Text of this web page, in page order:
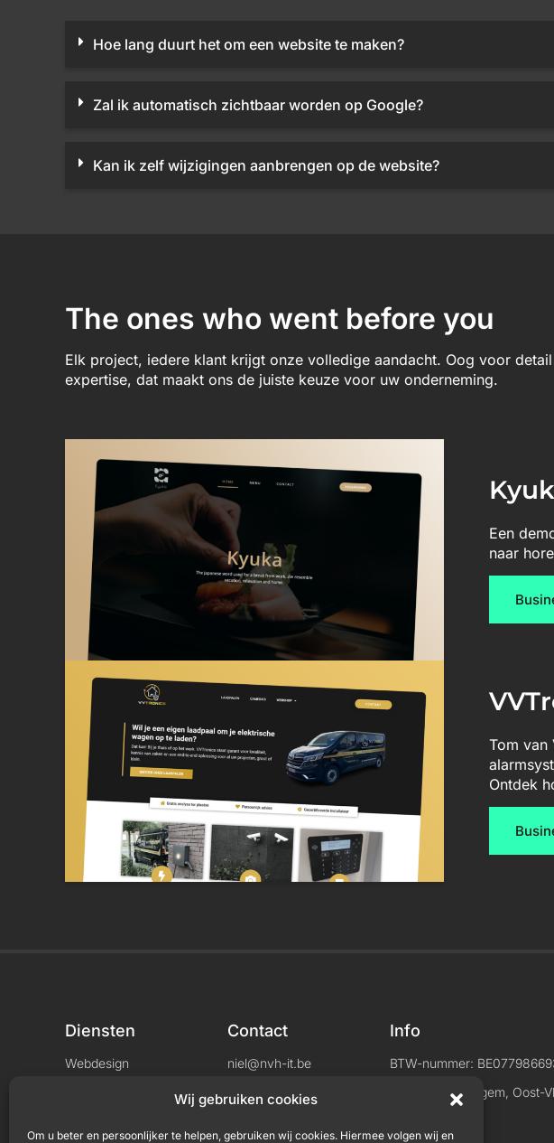
Wij gebruiken cookies
Om u beter en persoonlijker te helpen, gebruiken wij cookies. Hiermee volgen wij en
Hoe lang duurt het om een website te maken?
Zal ik automatisch zichtbaar worden op Google?
Kan ik zelf wijzigingen aanbrengen op de website?
The ones who went before you
Elk project, iedere klant krijgt onze volledige aandacht. Oog voor
expertise, dat maakt ons de juiste keuze voor uw onderneming.
Een
naar
Tom van
Ontdek
Diensten
Webdesign
Contact
niel@nvh-it.be
+32 456 04 33 71
Info
BTW-nummer:
Locatie: Maldegem, Oost-